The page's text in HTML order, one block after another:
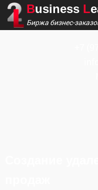
Business L
Биржа бизнес-